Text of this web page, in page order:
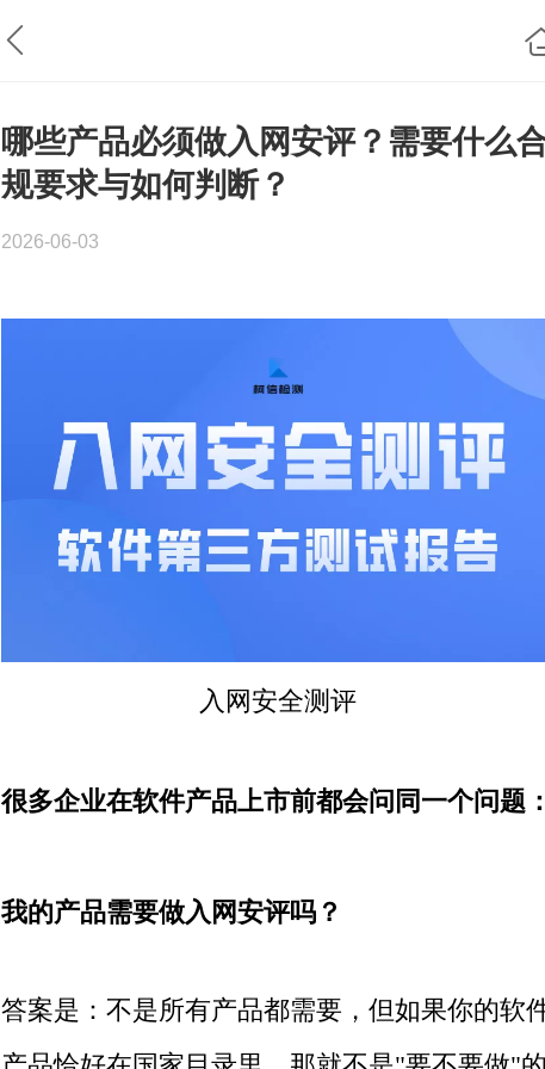
哪些产品必须做入网安评？需要什么
规要求与如何判断？
2026-06-03
入网安全测评
很多企业在软件产品上市前都会问同一个问题
我的产品需要做入网安评吗？
答案是：不是所有产品都需要，但如果你的软